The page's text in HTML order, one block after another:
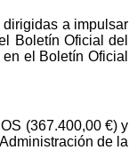
a impulsar
Boletín Oficial del
el Boletín Oficial
(367.400,00 €) y
de la